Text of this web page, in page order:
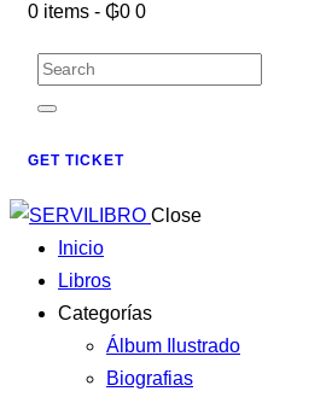
0 items - ₲0 0
GET TICKET
Close
Inicio
Libros
Categorías
Álbum Ilustrado
Biografias